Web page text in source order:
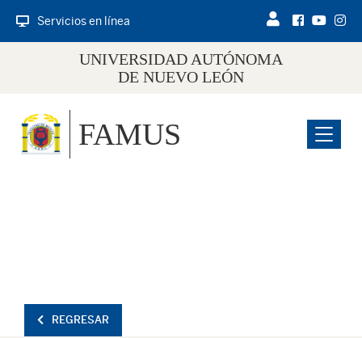
Servicios en línea
UNIVERSIDAD AUTÓNOMA
DE NUEVO LEÓN
Menu
FAMUS
REGRESAR